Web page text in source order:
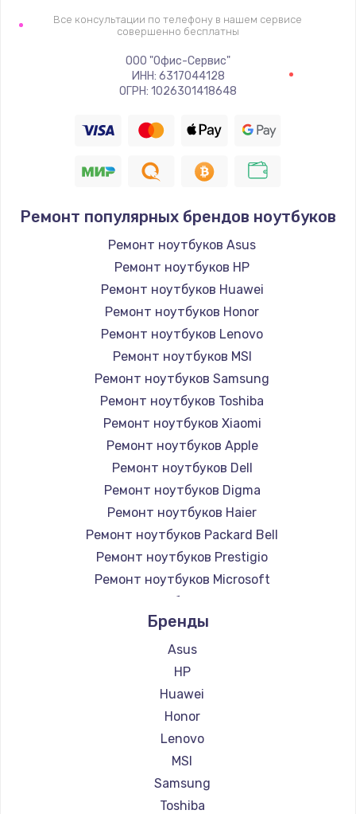
Все консультации по телефону в нашем сервисе
совершенно бесплатны
ООО "Офис-Сервис"
ИНН: 6317044128
ОГРН: 1026301418648
Ремонт популярных брендов ноутбуков
Ремонт ноутбуков Asus
Ремонт ноутбуков HP
Ремонт ноутбуков Huawei
Ремонт ноутбуков Honor
Ремонт ноутбуков Lenovo
Ремонт ноутбуков MSI
Ремонт ноутбуков Samsung
Ремонт ноутбуков Toshiba
Ремонт ноутбуков Xiaomi
Ремонт ноутбуков Apple
Ремонт ноутбуков Dell
Ремонт ноутбуков Digma
Ремонт ноутбуков Haier
Ремонт ноутбуков Packard Bell
Ремонт ноутбуков Prestigio
Ремонт ноутбуков Microsoft
Ремонт ноутбуков Alienware
Ремонт ноутбуков Aquarius
Ремонт ноутбуков Gigabyte
Ремонт ноутбуков Aorus
Ремонт ноутбуков Maibenben
Ремонт ноутбуков Getac
Ремонт ноутбуков Epson
Ремонт ноутбуков Philips
Ремонт ноутбуков LG
Ремонт ноутбуков Panasonic
Бренды
Asus
HP
Huawei
Honor
Lenovo
MSI
Samsung
Toshiba